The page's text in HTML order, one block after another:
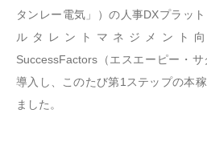
タンレー電気」）の人事DXプラッ
ルタレントマネジメント向
SuccessFactors（エスエーピー・
導入し、このたび第1ステップの本
ました。